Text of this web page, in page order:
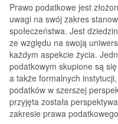
Prawo podatkowe jest
uwagi na swój zakres
społeczeństwa. Jest
ze względu na swoją
każdym aspekcie życia.
podatkowym skupione są
a także formalnych
podatków w szerszej
przyjęta została
zakresie prawa